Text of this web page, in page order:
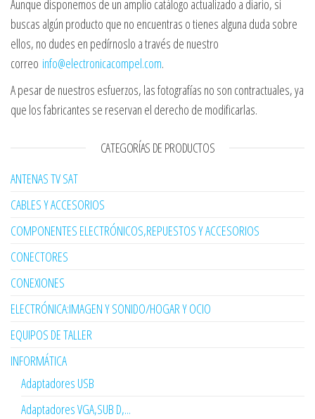
Aunque disponemos de un amplio catálogo actualizado a diario, si
buscas algún producto que no encuentras o tienes alguna duda sobre
ellos, no dudes en pedírnoslo a través de nuestro
correo info@electronicacompel.com.
A pesar de nuestros esfuerzos, las fotografías no son contractuales, ya
que los fabricantes se reservan el derecho de modificarlas.
CATEGORÍAS DE PRODUCTOS
ANTENAS TV SAT
CABLES Y ACCESORIOS
COMPONENTES ELECTRÓNICOS,REPUESTOS Y ACCESORIOS
CONECTORES
CONEXIONES
ELECTRÓNICA:IMAGEN Y SONIDO/HOGAR Y OCIO
EQUIPOS DE TALLER
INFORMÁTICA
Adaptadores USB
Adaptadores VGA,SUB D,...